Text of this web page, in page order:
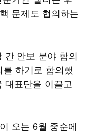
문제도 협의하는
간 안보 분야 합의
하기로 합의했
대표단을 이끌고
오는 6월 중순에